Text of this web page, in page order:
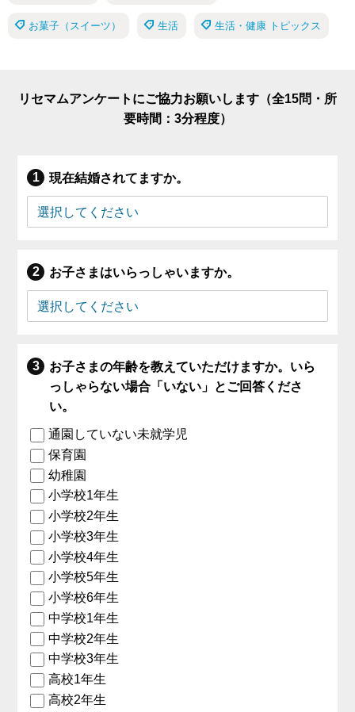
お菓子（スイーツ） 生活 生活・健康 トピックス
リセマムアンケートにご協力お願いします（全15問・所
要時間：3分程度）
現在結婚されてますか。
お子さまはいらっしゃいますか。
お子さまの年齢を教えていただけますか。いら
っしゃらない場合「いない」とご回答くださ
い。
通園していない未就学児
保育園
幼稚園
小学校1年生
小学校2年生
小学校3年生
小学校4年生
小学校5年生
小学校6年生
中学校1年生
中学校2年生
中学校3年生
高校1年生
高校2年生